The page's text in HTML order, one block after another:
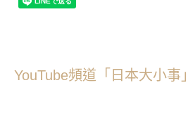
YouTube頻道「日本大小事」